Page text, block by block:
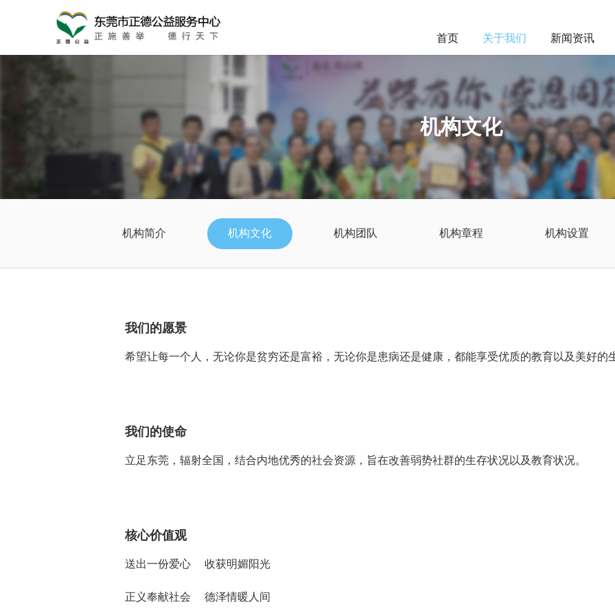
首页 关于我们 新闻资讯
机构文化
机构简介 机构文化 机构团队 机构章程 机构设置
我们的愿景
希望让每一个人，无论你是贫穷还是富裕，无论你是患病还是健康，都能享受优质的教育以及美好的
我们的使命
立足东莞，辐射全国，结合内地优秀的社会资源，旨在改善弱势社群的生存状况以及教育状况。
核心价值观
送出一份爱心 收获明媚阳光
正义奉献社会 德泽情暖人间